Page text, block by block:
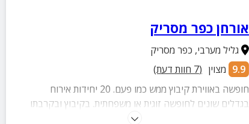
אורחן כפר מסריק
גליל מערבי, כפר מסריק
9.9 מצוין (
7 חוות דעת)
חופשה באווירת קיבוץ ממש כמו פעם. 20 יחידות אירוח
בגדלים שונים לחופשה זוגית או משפחתית. בקיבוץ ובקרבתו